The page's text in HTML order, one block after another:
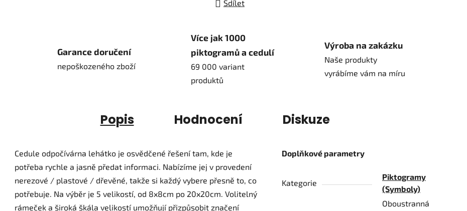
Sdílet
Garance doručení
nepoškozeného zboží
Více jak 1000
piktogramů a cedulí
69 000 variant
produktů
Výroba na zakázku
Naše produkty
vyrábíme vám na míru
Popis Hodnocení Diskuze
Cedule odpočívárna lehátko je osvědčené řešení tam, kde je
potřeba rychle a jasně předat informaci. Nabízíme jej v provedení
nerezové / plastové / dřevěné, takže si každý vybere přesně to, co
potřebuje. Na výběr je 5 velikostí, od 8x8cm po 20x20cm. Volitelný
rámeček a široká škála velikostí umožňují přizpůsobit značení
Doplňkové parametry
Kategorie
Piktogramy
(Symboly)
Oboustranná